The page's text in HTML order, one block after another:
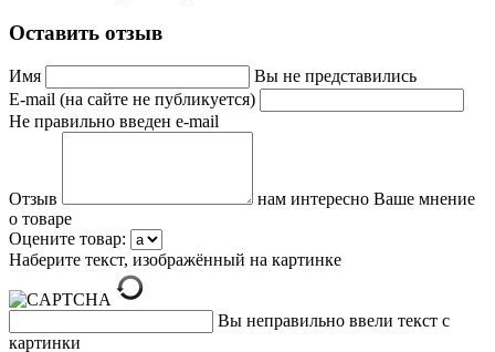
Оставить отзыв
Имя
Вы не представились
E-mail (на сайте не публикуется)
Не правильно введен e-mail
Отзыв
нам интересно Ваше мнение
о товаре
Оцените товар:
Наберите текст, изображённый на картинке
Вы неправильно ввели текст с
картинки